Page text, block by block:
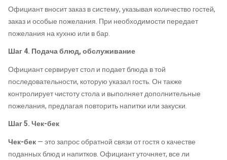
Официант вносит заказ в систему, указывая количество гостей,
заказ и особые пожелания. При необходимости передает
пожелания на кухню или в бар.
Шаг 4. Подача блюд, обслуживание
Официант сервирует стол и подает блюда в той
последовательности, которую указал гость. Он также
контролирует чистоту стола и выполняет дополнительные
пожелания, предлагая повторить напитки или закуски.
Шаг 5. Чек-бек
Чек-бек— это запрос обратной связи от гостя о качестве
поданных блюд и напитков. Официант уточняет, все ли